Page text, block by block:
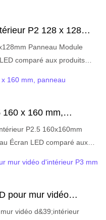
P2 128 x 128
matriciel
Panneau Module
comparé aux produits
avantages exceptionnels
de qualité,
des produits passés et les
du module LED
d&39;affichage LED
x 160 mm,
P2.5 160x160mm
Écran LED comparé aux
des avantages
de performances, de
défauts des produits passés
du module
pour mur vidéo
mmvidéo d&39;intérieur